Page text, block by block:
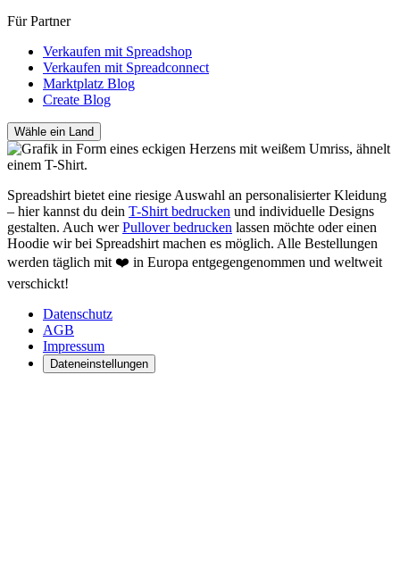
Für Partner
Verkaufen mit Spreadshop
Verkaufen mit Spreadconnect
Marktplatz Blog
Create Blog
Wähle ein Land
Spreadshirt bietet eine riesige Auswahl an personalisierter Kleidung
– hier kannst du dein T-Shirt bedrucken und individuelle Designs
gestalten. Auch werPullover bedrucken lassen möchte oder einen
Hoodie wir bei Spreadshirt machen es möglich. Alle Bestellungen
werden täglich mit ❤️ in Europa entgegengenommen und weltweit
verschickt!
Datenschutz
AGB
Impressum
Dateneinstellungen